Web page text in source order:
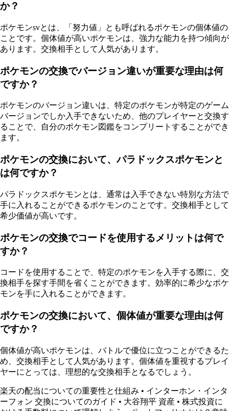
か？
ポケモンsvとは、「努力値」とも呼ばれるポケモンの個体値の
ことです。個体値が高いポケモンは、強力な能力を持つ傾向が
あります。交換相手として人気があります。
ポケモンの交換でバージョン違いが重要な理由は何
ですか？
ポケモンのバージョン違いは、特定のポケモンが特定のゲーム
バージョンでしか入手できないため、他のプレイヤーと交換す
ることで、自分のポケモン図鑑をコンプリートすることができ
ます。
ポケモンの交換において、パラドックスポケモンと
は何ですか？
パラドックスポケモンとは、通常は入手できない特別な方法で
手に入れることができるポケモンのことです。交換相手として
希少価値が高いです。
ポケモンの交換でコードを使用するメリットは何で
すか？
コードを使用することで、特定のポケモンを入手する際に、交
換相手を探す手間を省くことができます。効率的に希少なポケ
モンを手に入れることができます。
ポケモンの交換において、個体値が重要な理由は何
ですか？
個体値が高いポケモンは、バトルで優位に立つことができるた
め、交換相手として人気があります。個体値を重視するプレイ
ヤーにとっては、理想的な交換相手となるでしょう。
楽天の配当についての重要性と仕組み • インターホン・インタ
ーフォン 交換についてのガイド • 大谷翔平 資産 • 株式投資に